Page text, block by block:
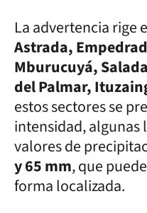
La advertencia rige
Astrada,
Mburucuyá,
del Palmar,
estos sectores se
intensidad,
valores de
y 65 mm, que
forma localizada.